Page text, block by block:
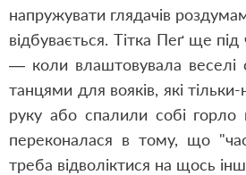
напружувати глядачів
відбувається. Тітка Пеґ ще під
— коли влаштовувала веселі
танцями для вояків, які
руку або спалили собі
переконалася в тому, що
треба відволіктися на щось